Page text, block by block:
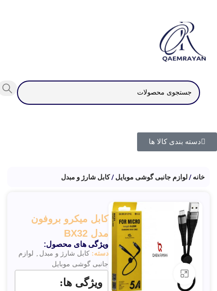
دسته بندی کالا ها
خانه لوازم جانبی گوشی موبایل کابل شارژ و مبدل
بزرگنمایی تصویر
کابل میکرو بروفون
مدل BX32
ویژگی های محصول:
دسته: کابل شارژ و مبدل , لوازم
جانبی گوشی موبایل
ویژگی ها: